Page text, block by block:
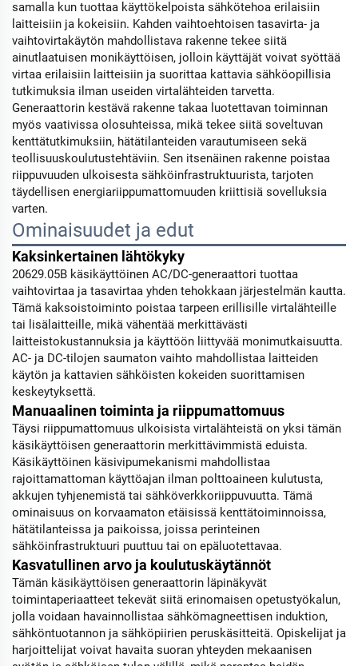
samalla kun tuottaa käyttökelpoista sähkötehoa erilaisiin
laitteisiin ja kokeisiin. Kahden vaihtoehtoisen tasavirta- ja
vaihtovirtakäytön mahdollistava rakenne tekee siitä
ainutlaatuisen monikäyttöisen, jolloin käyttäjät voivat syöttää
virtaa erilaisiin laitteisiin ja suorittaa kattavia sähköopillisia
tutkimuksia ilman useiden virtalähteiden tarvetta.
Generaattorin kestävä rakenne takaa luotettavan toiminnan
myös vaativissa olosuhteissa, mikä tekee siitä soveltuvan
kenttätutkimuksiin, hätätilanteiden varautumiseen sekä
teollisuuskoulutustehtäviin. Sen itsenäinen rakenne poistaa
riippuvuuden ulkoisesta sähköinfrastruktuurista, tarjoten
täydellisen energiariippumattomuuden kriittisiä sovelluksia
varten.
Ominaisuudet ja edut
Kaksinkertainen lähtökyky
20629.05B käsikäyttöinen AC/DC-generaattori tuottaa
vaihtovirtaa ja tasavirtaa yhden tehokkaan järjestelmän kautta.
Tämä kaksoistoiminto poistaa tarpeen erillisille virtalähteille
tai lisälaitteille, mikä vähentää merkittävästi
laitteistokustannuksia ja käyttöön liittyvää monimutkaisuutta.
AC- ja DC-tilojen saumaton vaihto mahdollistaa laitteiden
käytön ja kattavien sähköisten kokeiden suorittamisen
keskeytyksettä.
Manuaalinen toiminta ja riippumattomuus
Täysi riippumattomuus ulkoisista virtalähteistä on yksi tämän
käsikäyttöisen generaattorin merkittävimmistä eduista.
Käsikäyttöinen käsivipumekanismi mahdollistaa
rajoittamattoman käyttöajan ilman polttoaineen kulutusta,
akkujen tyhjenemistä tai sähköverkkoriippuvuutta. Tämä
ominaisuus on korvaamaton etäisissä kenttätoiminnoissa,
hätätilanteissa ja paikoissa, joissa perinteinen
sähköinfrastruktuuri puuttuu tai on epäluotettavaa.
Kasvatullinen arvo ja koulutuskäytännöt
Tämän käsikäyttöisen generaattorin läpinäkyvät
toimintaperiaatteet tekevät siitä erinomaisen opetustyökalun,
jolla voidaan havainnollistaa sähkömagneettisen induktion,
sähköntuotannon ja sähköpiirien peruskäsitteitä. Opiskelijat ja
harjoittelijat voivat havaita suoran yhteyden mekaanisen